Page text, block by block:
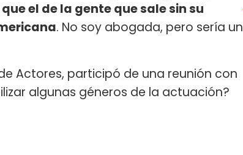
el de la gente que sale sin su
. No soy abogada, pero sería un
Actores, participó de una reunión con
algunas géneros de la actuación?